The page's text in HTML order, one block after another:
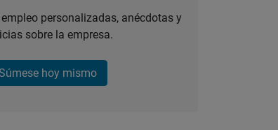
personalizadas, anécdotas y
sobre la empresa.
hoy mismo